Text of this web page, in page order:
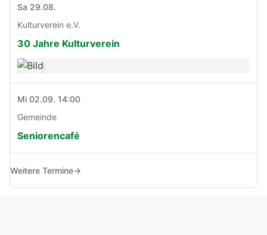
Sa 29.08.
Kulturverein e.V.
30 Jahre Kulturverein
Mi 02.09. 14:00
Gemeinde
Seniorencafé
Weitere Termine→